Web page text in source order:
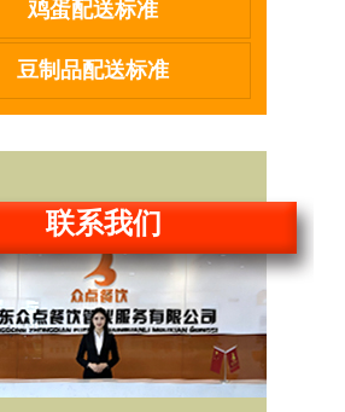
鸡蛋配送标准
豆制品配送标准
联系我们